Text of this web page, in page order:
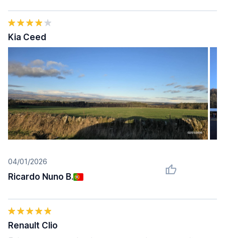
04/01/2026
Ricardo Nuno B.
Kia Ceed
Renault Clio